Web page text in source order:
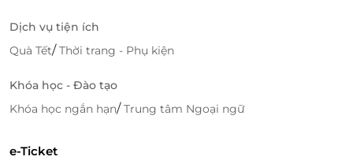
Dịch vụ tiện ích
Quà Tết/Thời trang - Phụ kiện
Khóa học - Đào tạo
Khóa học ngắn hạn/Trung tâm Ngoại ngữ
e-Ticket